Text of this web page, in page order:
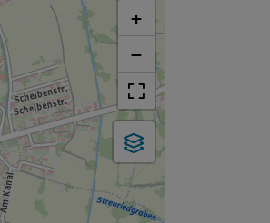
+
−